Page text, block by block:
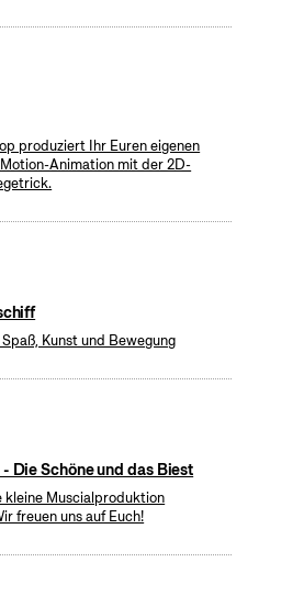
produziert Ihr Euren eigenen
Animation mit der 2D-
Kunst und Bewegung
Die Schöne und das Biest
kleine Muscialproduktion
freuen uns auf Euch!